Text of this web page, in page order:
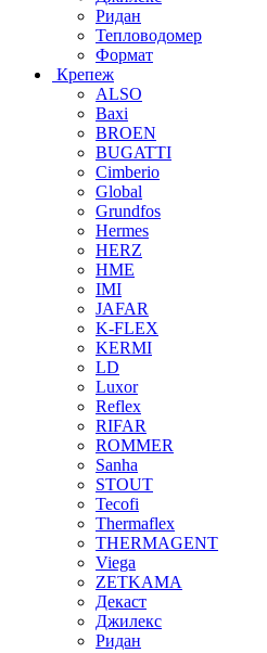
Ридан
Тепловодомер
Формат
Крепеж
ALSO
Baxi
BROEN
BUGATTI
Cimberio
Global
Grundfos
Hermes
HERZ
HME
IMI
JAFAR
K-FLEX
KERMI
LD
Luxor
Reflex
RIFAR
ROMMER
Sanha
STOUT
Tecofi
Thermaflex
THERMAGENT
Viega
ZETKAMA
Декаст
Джилекс
Ридан